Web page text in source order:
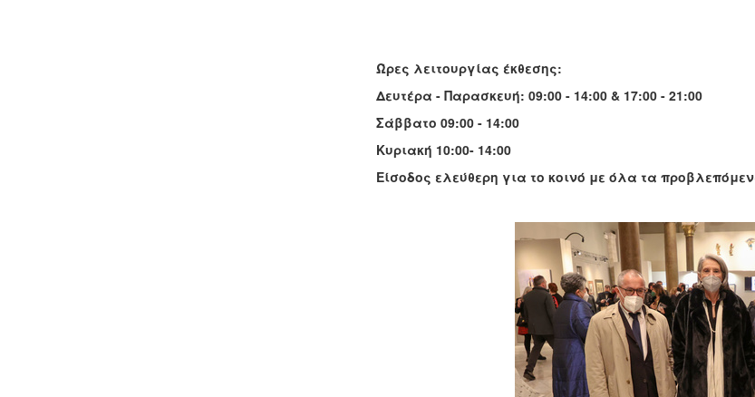
Ώρες λειτουργίας έκθεσης:
Δευτέρα - Παρασκευή: 09:00 - 14:00 & 17:00 - 21:00
Σάββατο 09:00 - 14:00
Κυριακή 10:00- 14:00
Είσοδος ελεύθερη για το κοινό με όλα τα